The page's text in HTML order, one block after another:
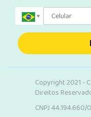
Copyright 2021 -
Direitos
CNPJ